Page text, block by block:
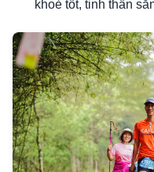
khoẻ tốt, tinh thần